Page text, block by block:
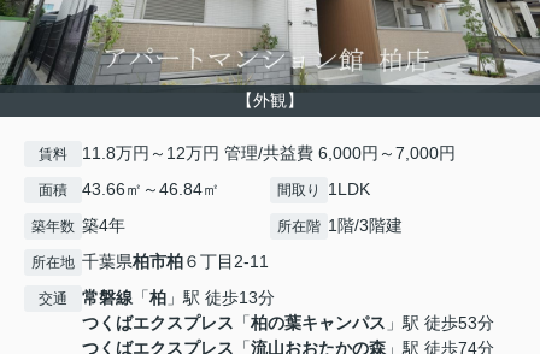
【外観】
賃料 11.8万円～12万円 管理/共益費 6,000円～7,000円
面積 43.66㎡～46.84㎡ 間取り 1LDK
築年数 築4年 所在階 1階/3階建
所在地 千葉県柏市柏６丁目2-11
交通 常磐線 「柏 」駅 徒歩13分
つくばエクスプレス 「柏の葉キャンパス 」駅 徒歩53分
つくばエクスプレス 「流山おおたかの森 」駅 徒歩74分